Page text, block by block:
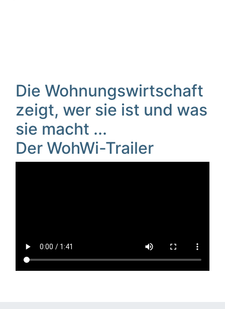
Die Wohnungswirtschaft
zeigt, wer sie ist und was
sie macht ...
Der WohWi-Trailer